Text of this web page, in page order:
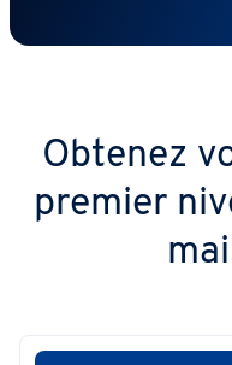
Obtenez
premier